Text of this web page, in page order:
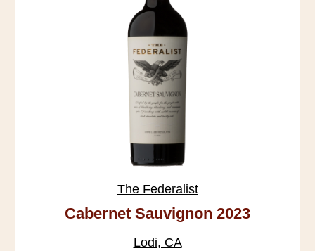
The Federalist
Cabernet Sauvignon 2023
Lodi, CA